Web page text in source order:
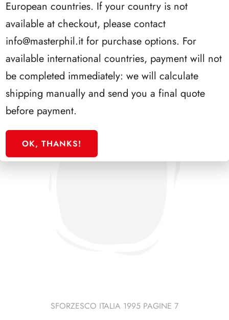
SFORZESCO ITALIA 1992 SCALFARO PAGINE 2+1
SFORZESCO ITALIA 1995 PAGINE 7
European countries. If your country is not
available at checkout, please contact
info@masterphil.it for purchase options. For
available international countries, payment will not
be completed immediately: we will calculate
shipping manually and send you a final quote
before payment.
OK, THANKS!